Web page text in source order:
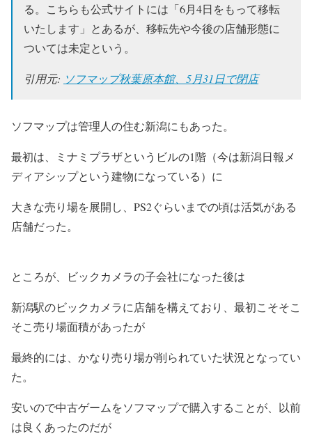
る。こちらも公式サイトには「6月4日をもって移転
いたします」とあるが、移転先や今後の店舗形態に
ついては未定という。
引用元: ソフマップ秋葉原本館、5月31日で閉店
ソフマップは管理人の住む新潟にもあった。
最初は、ミナミプラザというビルの1階（今は新潟日報メ
ディアシップという建物になっている）に
大きな売り場を展開し、PS2ぐらいまでの頃は活気がある
店舗だった。
ところが、ビックカメラの子会社になった後は
新潟駅のビックカメラに店舗を構えており、最初こそそこ
そこ売り場面積があったが
最終的には、かなり売り場が削られていた状況となってい
た。
安いので中古ゲームをソフマップで購入することが、以前
は良くあったのだが